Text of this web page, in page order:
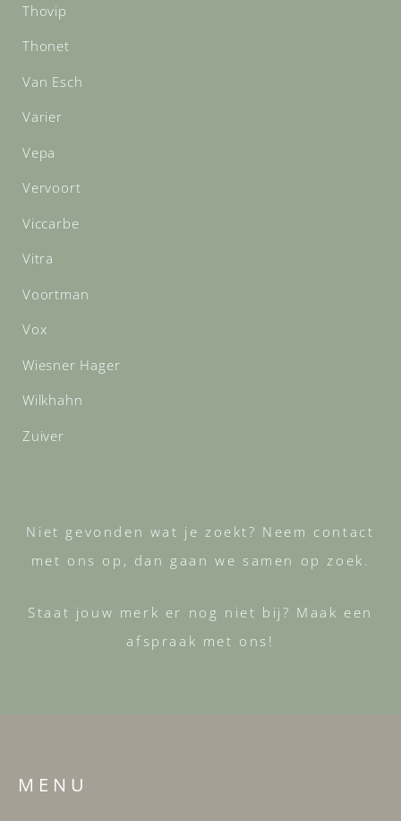
Thovip
Thonet
Van Esch
Varier
Vepa
Vervoort
Viccarbe
Vitra
Voortman
Vox
Wiesner Hager
Wilkhahn
Zuiver
Niet gevonden wat je zoekt? Neem contact
met ons op, dan gaan we samen op zoek.
Staat jouw merk er nog niet bij? Maak een
afspraak met ons!
M E N U